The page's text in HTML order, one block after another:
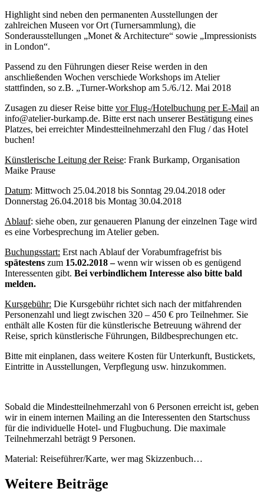
Highlight sind neben den permanenten Ausstellungen der
zahlreichen Museen vor Ort (Turnersammlung), die
Sonderausstellungen „Monet & Architecture“ sowie „Impressionists
in London“.
Passend zu den Führungen dieser Reise werden in den
anschließenden Wochen verschiede Workshops im Atelier
stattfinden, so z.B. „Turner-Workshop am 5./6./12. Mai 2018
Zusagen zu dieser Reise bitte vor Flug-/Hotelbuchung per E-Mail an
info@atelier-burkamp.de. Bitte erst nach unserer Bestätigung eines
Platzes, bei erreichter Mindestteilnehmerzahl den Flug / das Hotel
buchen!
Künstlerische Leitung der Reise: Frank Burkamp, Organisation
Maike Prause
Datum: Mittwoch 25.04.2018 bis Sonntag 29.04.2018 oder
Donnerstag 26.04.2018 bis Montag 30.04.2018
Ablauf: siehe oben, zur genaueren Planung der einzelnen Tage wird
es eine Vorbesprechung im Atelier geben.
Buchungsstart: Erst nach Ablauf der Vorabumfragefrist bis
spätestens zum 15.02.2018 –wenn wir wissen ob es genügend
Interessenten gibt. Bei verbindlichem Interesse also bitte bald
melden.
Kursgebühr: Die Kursgebühr richtet sich nach der mitfahrenden
Personenzahl und liegt zwischen 320 – 450 € pro Teilnehmer. Sie
enthält alle Kosten für die künstlerische Betreuung während der
Reise, sprich künstlerische Führungen, Bildbesprechungen etc.
Bitte mit einplanen, dass weitere Kosten für Unterkunft, Bustickets,
Eintritte in Ausstellungen, Verpflegung usw. hinzukommen.
Sobald die Mindestteilnehmerzahl von 6 Personen erreicht ist, geben
wir in einem internen Mailing an die Interessenten den Startschuss
für die individuelle Hotel- und Flugbuchung. Die maximale
Teilnehmerzahl beträgt 9 Personen.
Material: Reiseführer/Karte, wer mag Skizzenbuch…
Weitere Beiträge